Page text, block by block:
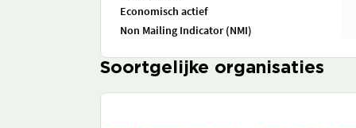
Economisch actief
Non Mailing Indicator (NMI)
Soortgelijke organisaties